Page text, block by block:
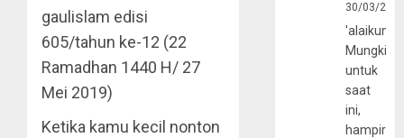
gaulislam edisi
605/tahun ke-12 (22
Ramadhan 1440 H/ 27
Mei 2019)
Ketika kamu kecil nonton
30/03/
Mungkin
untuk
saat
ini,
hampir